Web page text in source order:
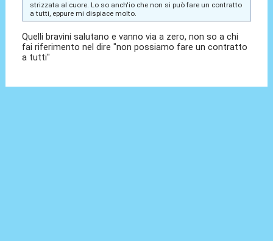
strizzata al cuore. Lo so anch'io che non si può fare un contratto
a tutti, eppure mi dispiace molto.
Quelli bravini salutano e vanno via a zero, non so a chi
fai riferimento nel dire "non possiamo fare un contratto
a tutti"